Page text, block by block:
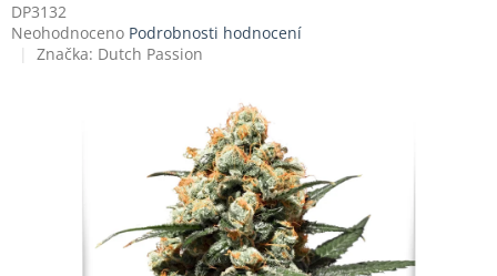
DP3132
Průměrné
hodnocení
Neohodnoceno Podrobnosti hodnocení
Značka: Dutch Passion